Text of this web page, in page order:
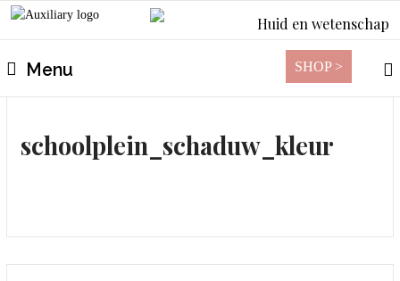
Huid en wetenschap
Menu SHOP >
schoolplein_schaduw_kleur